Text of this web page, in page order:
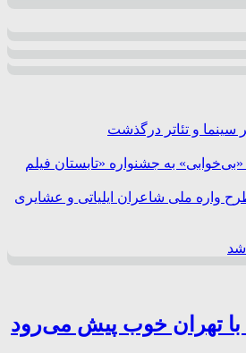
سینما و تئاتر درگذشت
«بی‌خوابی» به جشنواره «تابستان فیلم
واره ملی شاعران ایلیاتی و عشایری
شد
تهران خوب پیش می‌رود